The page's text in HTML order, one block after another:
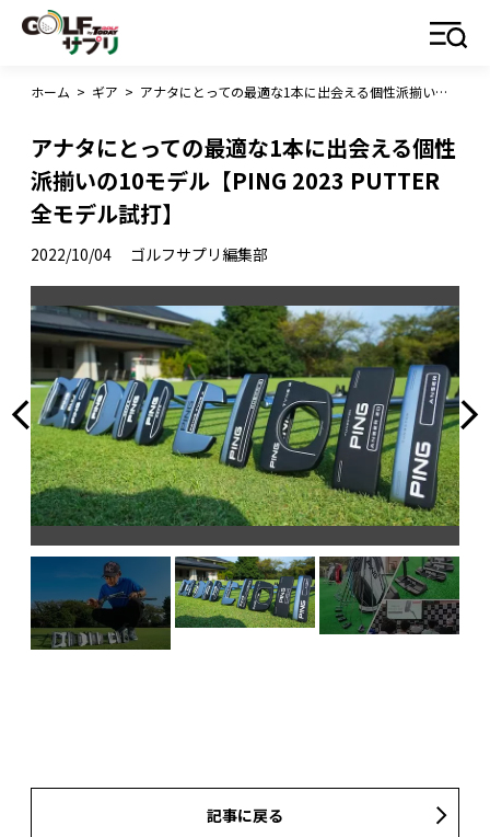
ホーム > ギア > アナタにとっての最適な1本に出会える個性派揃いの10モデル【PING 2023 PUTTER 全モデル試打】
アナタにとっての最適な1本に出会える個性
派揃いの10モデル【PING 2023 PUTTER
全モデル試打】
2022/10/04 ゴルフサプリ編集部
記事に戻る